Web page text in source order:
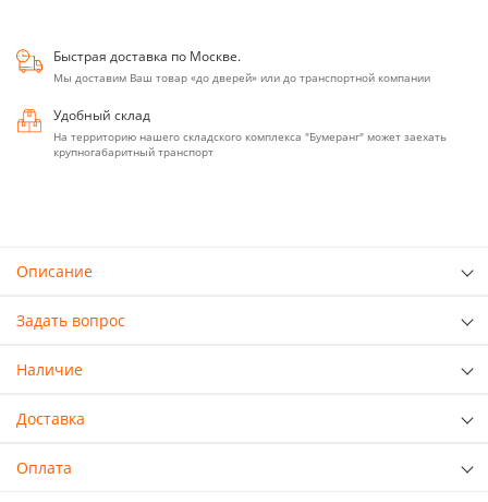
Быстрая доставка по Москве.
Мы доставим Ваш товар «до дверей» или до транспортной компании
Удобный склад
На территорию нашего складского комплекса "Бумеранг" может заехать
крупногабаритный транспорт
Описание
Задать вопрос
Наличие
Доставка
Оплата